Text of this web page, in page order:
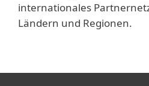
internationales
Ländern und Regionen.